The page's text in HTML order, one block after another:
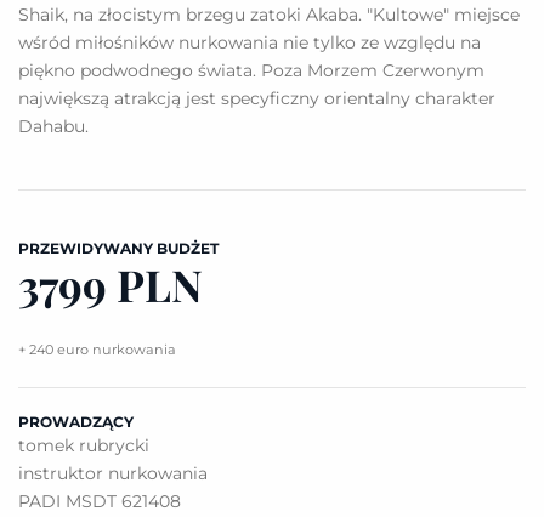
Shaik, na złocistym brzegu zatoki Akaba. "Kultowe" miejsce
wśród miłośników nurkowania nie tylko ze względu na
piękno podwodnego świata. Poza Morzem Czerwonym
największą atrakcją jest specyficzny orientalny charakter
Dahabu.
PRZEWIDYWANY BUDŻET
3799 PLN
+ 240 euro nurkowania
PROWADZĄCY
tomek rubrycki
instruktor nurkowania
PADI MSDT 621408